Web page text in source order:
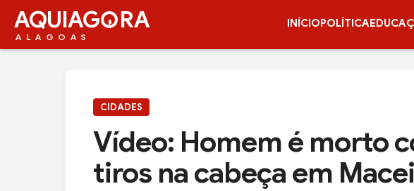
AQUIAG RA
ALAGOAS
INÍCIOPOLÍTICA
CIDADES
Vídeo: Homem é morto
tiros na cabeça em